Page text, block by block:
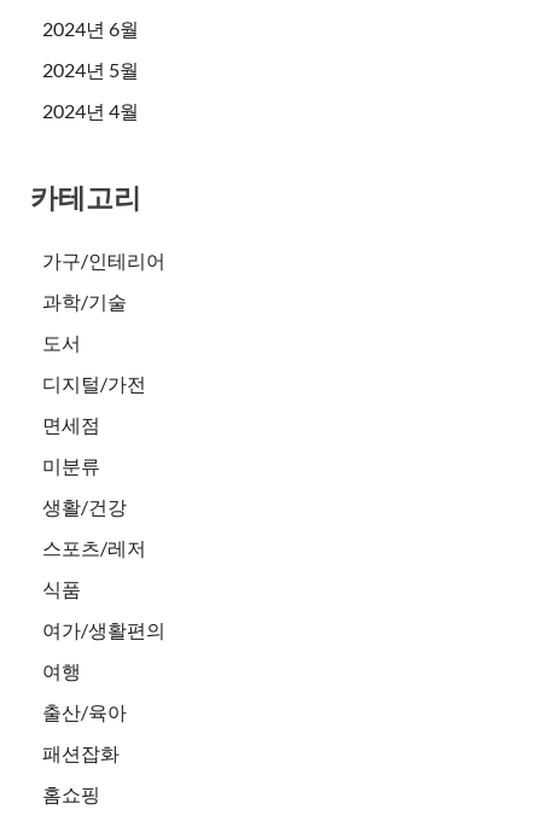
2024년 6월
2024년 5월
2024년 4월
카테고리
가구/인테리어
과학/기술
도서
디지털/가전
면세점
미분류
생활/건강
스포츠/레저
식품
여가/생활편의
여행
출산/육아
패션잡화
홈쇼핑